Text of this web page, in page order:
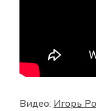
Видео: Игорь